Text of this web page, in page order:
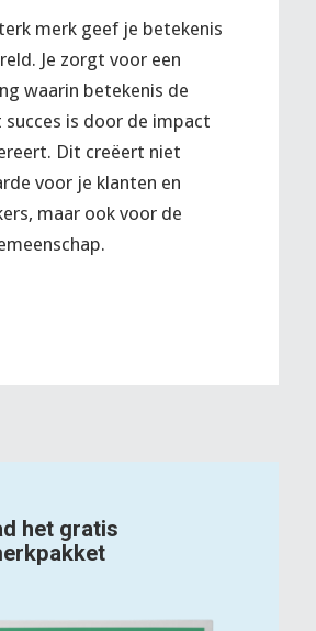
merk geef je betekenis
Je zorgt voor een
waarin betekenis de
is door de impact
Dit creëert niet
voor je klanten en
maar ook voor de
het gratis